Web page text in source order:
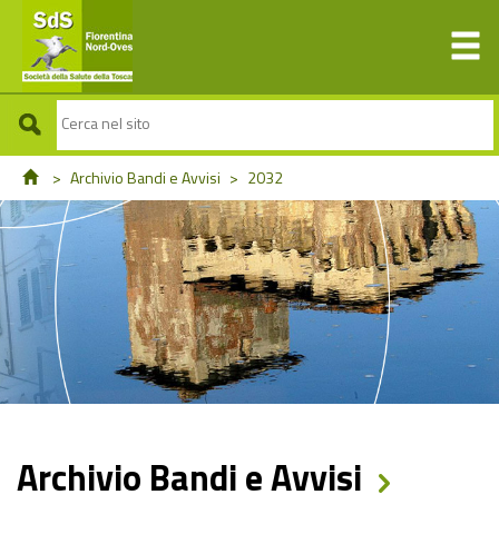
> Archivio Bandi e Avvisi > 2032
Archivio Bandi e Avvisi